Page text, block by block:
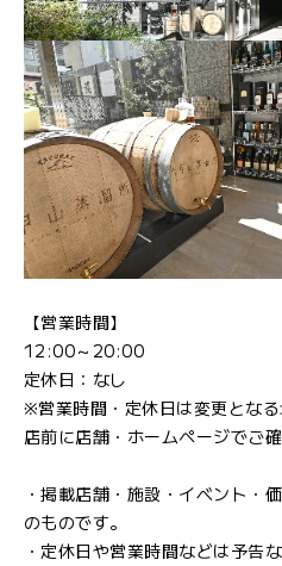
【営業時間】
12:00～20:00
定休日：なし
※営業時間・定休日は変更とな
店前に店舗・ホームページでご確
・掲載店舗・施設・イベント・
のものです。
・定休日や営業時間などは予告